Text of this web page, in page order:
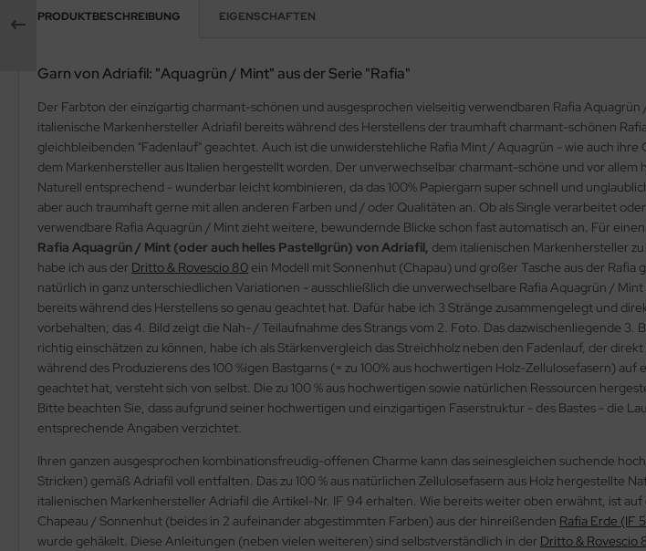
PRODUKTBESCHREIBUNG EIGENSCHAFTEN
Garn von Adriafil: "Aquagrün / Mint" aus der Serie "Rafia"
Der Farbton der einzigartig charmant-schönen und ausgesprochen vielseitig verwendbaren Rafia
italienische Markenhersteller Adriafil bereits während des Herstellens der traumhaft charmant-schönen
gleichbleibenden "Fadenlauf" geachtet. Auch ist die unwiderstehliche Rafia Mint / Aquagrün - wie auch ihre
dem Markenhersteller aus Italien hergestellt worden. Der unverwechselbar charmant-schöne und vor
Naturell entsprechend - wunderbar leicht kombinieren, da das 100% Papiergarn super schnell und
aber auch traumhaft gerne mit allen anderen Farben und / oder Qualitäten an. Ob als Single verarbeitet
verwendbare Rafia Aquagrün / Mint zieht weitere, bewundernde Blicke schon fast automatisch an. Für
Rafia Aquagrün / Mint (oder auch helles Pastellgrün) von Adriafil, dem italienischen Markenhersteller
habe ich aus der Dritto & Rovescio 80 ein Modell mit Sonnenhut (Chapau) und großer Tasche aus der
natürlich in ganz unterschiedlichen Variationen - ausschließlich die unverwechselbare Rafia Aquagrün /
bereits während des Herstellens so genau geachtet hat. Dafür habe ich 3 Stränge zusammengelegt und
vorbehalten; das 4. Bild zeigt die Nah- / Teilaufnahme des Strangs vom 2. Foto. Das dazwischenliegende
richtig einschätzen zu können, habe ich als Stärkenvergleich das Streichholz neben den Fadenlauf, der
während des Produzierens des 100 %igen Bastgarns (= zu 100% aus hochwertigen Holz-Zellulosefasern)
geachtet hat, versteht sich von selbst. Die zu 100 % aus hochwertigen sowie natürlichen Ressourcen
Bitte beachten Sie, dass aufgrund seiner hochwertigen und einzigartigen Faserstruktur - des Bastes - die
entsprechende Angaben verzichtet.
Ihren ganzen ausgesprochen kombinationsfreudig-offenen Charme kann das seinesgleichen suchende
Stricken) gemäß Adriafil voll entfalten. Das zu 100 % aus natürlichen Zellulosefasern aus Holz hergestellte
italienischen Markenhersteller Adriafil die Artikel-Nr. IF 94 erhalten. Wie bereits weiter oben erwähnt, ist
Chapeau / Sonnenhut (beides in 2 aufeinander abgestimmten Farben) aus der hinreißenden Rafia Erde (IF
wurde gehäkelt. Diese Anleitungen (neben vielen weiteren) sind selbstverständlich in der Dritto & Rovescio